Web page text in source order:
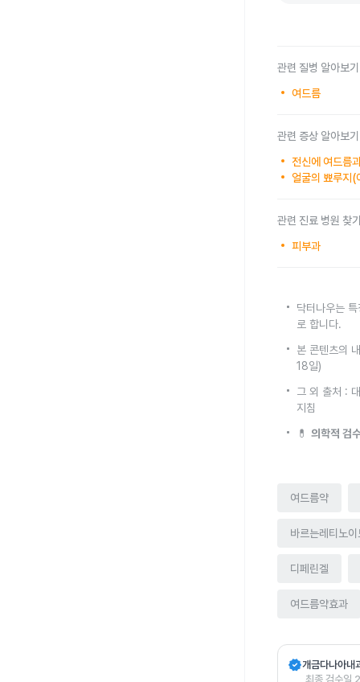
관련 질병 알아보기
여드름
관련 증상 알아보기
전신에 여드름
얼굴의 뾰루지(
관련 진료 병원 찾
피부과
닥터나우는
로 합니다.
본 콘텐츠의
18일)
그 외 출처 :
지침
💊 의학적 검
여드름약
바르는레티노이
디페린겔
여드름약효과
verified개금다나아내
최종 검수일